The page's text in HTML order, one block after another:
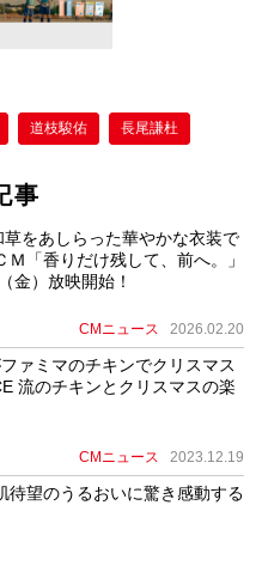
道枝駿佑 長尾謙杜
事
をあしらった華やかな衣装で
「香りだけ残して、前へ。」
金）放映開始！
CMニュース 2026.02.20
ァミマのチキンでクリスマス
流のチキンとクリスマスの楽
CMニュース 2023.12.19
待望のうるおいに驚き感動する